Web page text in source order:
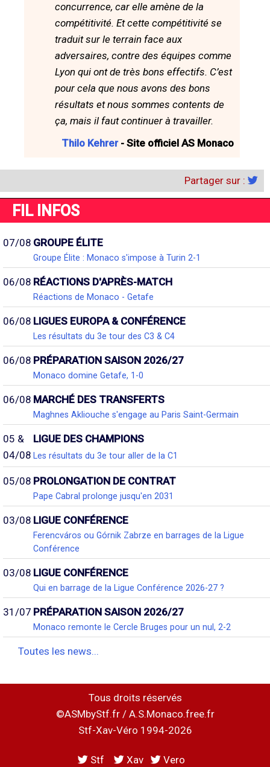
concurrence, car elle amène de la
compétitivité. Et cette compétitivité se
traduit sur le terrain face aux
adversaires, contre des équipes comme
Lyon qui ont de très bons effectifs. C’est
pour cela que nous avons des bons
résultats et nous sommes contents de
ça, mais il faut continuer à travailler.
Thilo Kehrer- Site officiel AS Monaco
Partager sur :
FIL INFOS
07/08 GROUPE ÉLITE
Groupe Élite : Monaco s'impose à Turin 2-1
06/08 RÉACTIONS D'APRÈS-MATCH
Réactions de Monaco - Getafe
06/08 LIGUES EUROPA & CONFÉRENCE
Les résultats du 3e tour des C3 & C4
06/08 PRÉPARATION SAISON 2026/27
Monaco domine Getafe, 1-0
06/08 MARCHÉ DES TRANSFERTS
Maghnes Akliouche s'engage au Paris Saint-Germain
05 &
04/08
LIGUE DES CHAMPIONS
Les résultats du 3e tour aller de la C1
05/08 PROLONGATION DE CONTRAT
Pape Cabral prolonge jusqu'en 2031
03/08 LIGUE CONFÉRENCE
Ferencváros ou Górnik Zabrze en barrages de la Ligue
Conférence
03/08 LIGUE CONFÉRENCE
Qui en barrage de la Ligue Conférence 2026-27 ?
31/07 PRÉPARATION SAISON 2026/27
Monaco remonte le Cercle Bruges pour un nul, 2-2
Toutes les news...
Tous droits réservés
©ASMbyStf.fr / A.S.Monaco.free.fr
Stf-Xav-Véro 1994-2026
Stf Xav Vero